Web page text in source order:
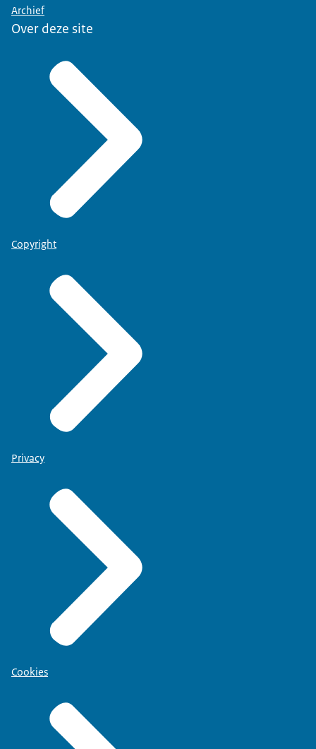
Archief
Over deze site
Copyright
Privacy
Cookies